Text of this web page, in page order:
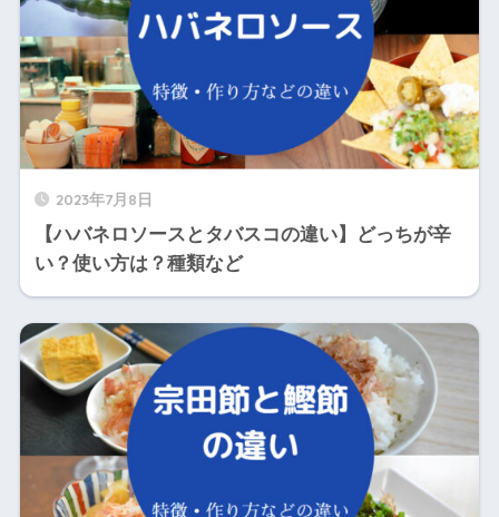
2023年7月8日
【ハバネロソースとタバスコの違い】どっちが辛
い？使い方は？種類など